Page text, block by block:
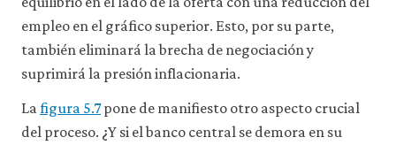
empleo en el gráfico superior. Esto, por su parte,
también eliminará la brecha de negociación y
suprimirá la presión inflacionaria.
La figura 5.7pone de manifiesto otro aspecto crucial
del proceso. ¿Y si el banco central se demora en su